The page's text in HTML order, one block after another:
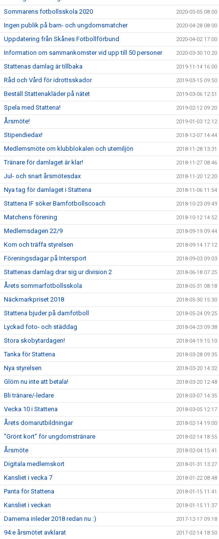
Sommarens fotbollsskola 2020 2020-05-05 08:00
Ingen publik på barn- och ungdomsmatcher 2020-04-28 08:00
Uppdatering från Skånes Fotbollförbund 2020-04-02 17:00
Information om sammankomster vid upp till 50 personer 2020-03-30 10:20
Stattenas damlag är tillbaka 2019-11-14 16:00
Råd och Vård för idrottsskador 2019-03-15 09:50
Beställ Stattenakläder på nätet 2019-03-06 12:51
Spela med Stattena! 2019-02-12 09:20
Årsmöte! 2019-01-03 12:12
Stipendiedax! 2018-12-07 14:44
Medlemsmöte om klubblokalen och utemiljön 2018-11-28 13:31
Tränare för damlaget är klar! 2018-11-27 08:46
Jul- och snart årsmötesdax 2018-11-20 12:20
Nya tag för damlaget i Stattena 2018-11-06 11:54
Stattena IF söker Barnfotbollscoach 2018-10-23 09:49
Matchens förening 2018-10-12 14:52
Medlemsdagen 22/9 2018-09-19 09:44
Kom och träffa styrelsen 2018-09-14 17:12
Föreningsdagar på Intersport 2018-09-03 09:03
Stattenas damlag drar sig ur division 2 2018-06-18 07:25
Årets sommarfotbollsskola 2018-05-31 08:18
Näckmarkpriset 2018 2018-05-30 15:30
Stattena bjuder på damfotboll 2018-05-24 09:25
Lyckad foto- och städdag 2018-04-23 09:38
Stora skobytardagen! 2018-04-19 15:10
Tanka för Stattena 2018-03-28 09:35
Nya styrelsen 2018-03-20 14:32
Glöm nu inte att betala! 2018-03-20 12:48
Bli tränare/-ledare 2018-03-07 14:35
Vecka 10 i Stattena 2018-03-05 12:17
Årets domarutbildningar 2018-02-14 19:00
"Grönt kort" för ungdomstränare 2018-02-14 18:55
Årsmöte 2018-02-04 15:41
Digitala medlemskort 2018-01-31 13:27
Kansliet i vecka 7 2018-01-22 08:48
Panta för Stattena 2018-01-15 11:41
Kansliet i veckan 2018-01-15 11:37
Damerna inleder 2018 redan nu :) 2017-12-17 09:18
94:e årsmötet avklarat 2017-02-14 18:50